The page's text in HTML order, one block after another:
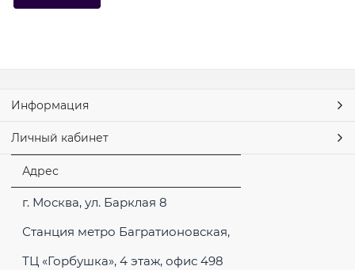
Информация
Личный кабинет
Адрес
г. Москва, ул. Барклая 8
Станция метро Багратионовская,
ТЦ «Горбушка», 4 этаж, офис 498